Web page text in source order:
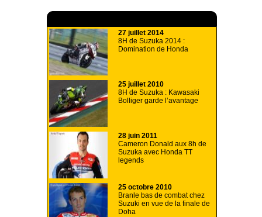
27 juillet 2014
8H de Suzuka 2014 :
Domination de Honda
25 juillet 2010
8H de Suzuka : Kawasaki
Bolliger garde l’avantage
28 juin 2011
Cameron Donald aux 8h de
Suzuka avec Honda TT
legends
25 octobre 2010
Branle bas de combat chez
Suzuki en vue de la finale de
Doha